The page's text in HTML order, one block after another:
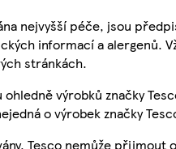
nejvyšší péče, jsou
informací a alergenů.
stránkách.
výrobků značky
o výrobek značky
Tesco nemůže přijmout